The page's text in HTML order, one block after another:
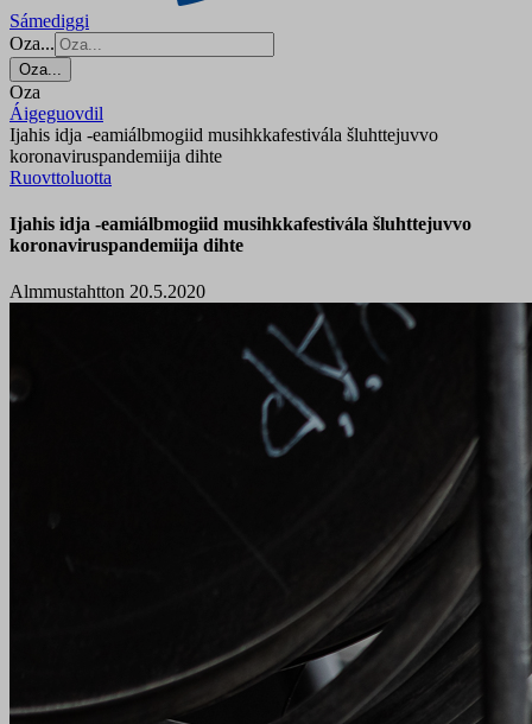
Sámediggi
Oza...
Oza...
Oza
Áigeguovdil
Ijahis idja -eamiálbmogiid musihkkafestivála šluhttejuvvo
koronaviruspandemiija dihte
Ruovttoluotta
Ijahis idja -eamiálbmogiid musihkkafestivála šluhttejuvvo
koronaviruspandemiija dihte
Almmustahtton 20.5.2020